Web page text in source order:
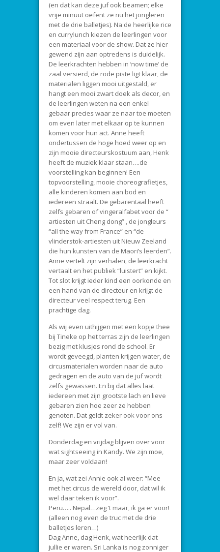
(en dat kan deze juf ook beamen; elke
vrije minuut oefent ze nu het jongleren
met de drie balletjes). Na de heerlijke rice
en currylunch kiezen de leerlingen voor
een materiaal voor de show. Dat ze hier
gewend zijn aan optredens is duidelijk.
De leerkrachten hebben in ‘now time’ de
zaal versierd, de rode piste ligt klaar, de
materialen liggen mooi uitgestald, er
hangt een mooi zwart doek als decor, en
de leerlingen weten na een enkel
gebaar precies waar ze naar toe moeten
om even later met elkaar op te kunnen
komen voor hun act. Anne heeft
ondertussen de hoge hoed weer op en
zijn mooie directeurskostuum aan, Henk
heeft de muziek klaar staan….de
voorstelling kan beginnen! Een
topvoorstelling, mooie choreografietjes,
alle kinderen komen aan bod en
iedereen straalt. De gebarentaal heeft
zelfs gebaren of vingeralfabet voor de “
artiesten uit Cheng dong” , de jongleurs
“all the way from France” en “de
vlinderstok-artiesten uit Nieuw Zeeland
die hun kunsten van de Maori’s leerden”.
Anne vertelt zijn verhalen, de leerkracht
vertaalt en het publiek “luistert” en kijkt.
Tot slot krijgt ieder kind een oorkonde en
een hand van de directeur en krijgt de
directeur veel respect terug. Een
prachtige dag.
Als wij even uithijgen met een kopje thee
bij Tineke op het terras zijn de leerlingen
bezig met klusjes rond de school. Er
wordt geveegd, planten krijgen water, de
circusmaterialen worden naar de auto
gedragen en de auto van de juf wordt
zelfs gewassen. En bij dat alles laat
iedereen met zijn grootste lach en lieve
gebaren zien hoe zeer ze hebben
genoten. Dat geldt zeker ook voor ons
zelf! We zijn er vol van.
Donderdag en vrijdag blijven over voor
wat sightseeing in Kandy. We zijn moe,
maar zeer voldaan!
En ja, wat zei Annie ook al weer: “Mee
met het circus de wereld door, dat wil ik
wel daar teken ik voor”.
Peru….. Nepal…zeg ’t maar, ik ga er voor!
(alleen nog even de truc met de drie
balletjes leren…)
Dag Anne, dag Henk, wat heerlijk dat
jullie er waren. Sri Lanka is nog zonniger